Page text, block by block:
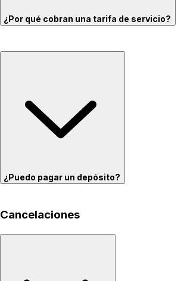
¿Por qué cobran una tarifa de servicio?
¿Puedo pagar un depósito?
Cancelaciones